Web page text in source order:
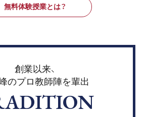
無料体験授業とは？
創業以来、
のプロ教師陣を輩出